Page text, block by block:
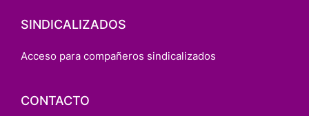
SINDICALIZADOS
Acceso para compañeros sindicalizados
CONTACTO